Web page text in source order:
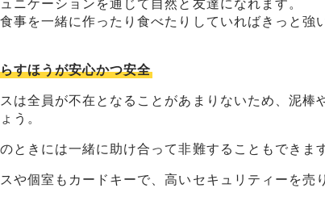
ニケーションを通じて自然と友達になれます。
事を一緒に作ったり食べたりしていればきっと強
すほうが安心かつ安全
は全員が不在となることがあまりないため、泥棒
う。
ときには一緒に助け合って非難することもできま
や個室もカードキーで、高いセキュリティーを売